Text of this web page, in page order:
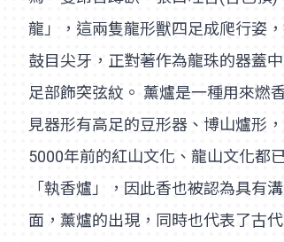
龍」，這兩隻龍形獸四足成爬行姿
鼓目尖牙，正對著作為龍珠的器蓋
足部飾突弦紋。 薰爐是一種用來燃
見器形有高足的豆形器、博山爐形
5000年前的紅山文化、龍山文化都
「執香爐」，因此香也被認為具有
面，薰爐的出現，同時也代表了古